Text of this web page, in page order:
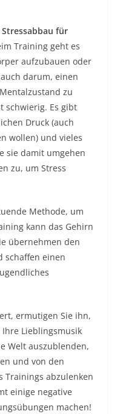
für
Training geht es
aufzubauen oder
darum, einen
zu
schwierig. Es gibt
Druck (auch
wollen) und vieles
sie damit umgehen
zu, um Stress
Methode, um
kann das Gehirn
übernehmen den
schaffen einen
ermutigen Sie ihn,
Lieblingsmusik
Welt auszublenden,
und von den
Trainings abzulenken
einige negative
machen!